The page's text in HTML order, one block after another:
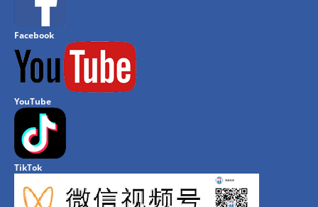
Facebook
YouTube
TikTok